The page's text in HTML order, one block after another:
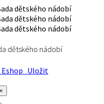
dětského nádobí
Uložit